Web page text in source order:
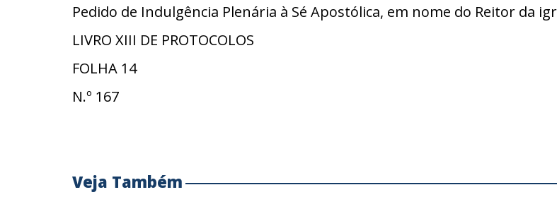
Pedido de Indulgência Plenária à Sé Apostólica, em nome do Reitor da
LIVRO XIII DE PROTOCOLOS
FOLHA 14
N.º 167
Veja Também